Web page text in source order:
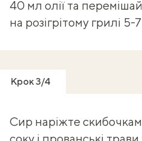
40 мл олії та
на розігрітому грилі
Крок 3/4
Сир наріжте